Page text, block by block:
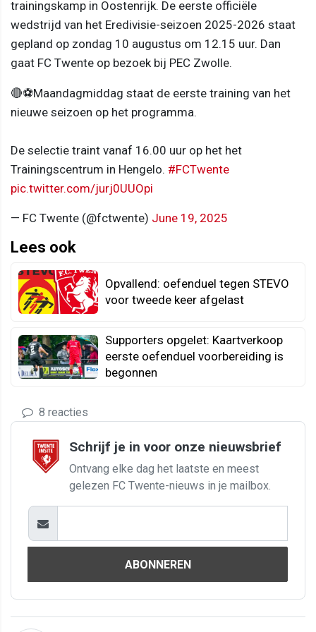
trainingskamp in Oostenrijk. De eerste officiële
wedstrijd van het Eredivisie-seizoen 2025-2026 staat
gepland op zondag 10 augustus om 12.15 uur. Dan
gaat FC Twente op bezoek bij PEC Zwolle.
🔴⚽️Maandagmiddag staat de eerste training van het
nieuwe seizoen op het programma.
De selectie traint vanaf 16.00 uur op het het
Trainingscentrum in Hengelo. #FCTwente
pic.twitter.com/jurj0UUOpi
— FC Twente (@fctwente) June 19, 2025
Lees ook
Opvallend: oefenduel tegen STEVO
voor tweede keer afgelast
Supporters opgelet: Kaartverkoop
eerste oefenduel voorbereiding is
begonnen
8 reacties
Schrijf je in voor onze nieuwsbrief
Ontvang elke dag het laatste en meest
gelezen FC Twente-nieuws in je mailbox.
ABONNEREN